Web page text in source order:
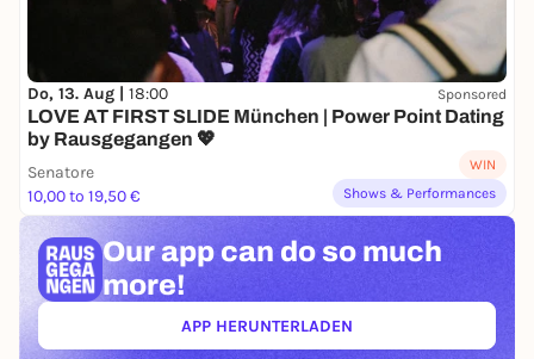
Do, 13. Aug | 18:00 Sponsored
LOVE AT FIRST SLIDE München | Power Point Dating
by Rausgegangen 💖
Senatore
10,00 to 19,50 €
WIN
Shows & Performances
Our app can do so much
more!
APP HERUNTERLADEN(ÖFFNET IN NEUEM TAB)